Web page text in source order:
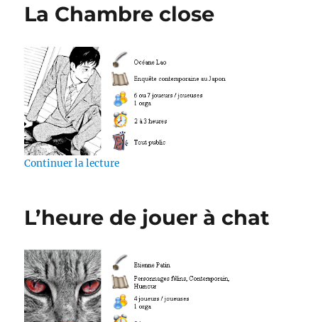
La Chambre close
Continuer la lecturede « La Chambre close »
L’heure de jouer à chat